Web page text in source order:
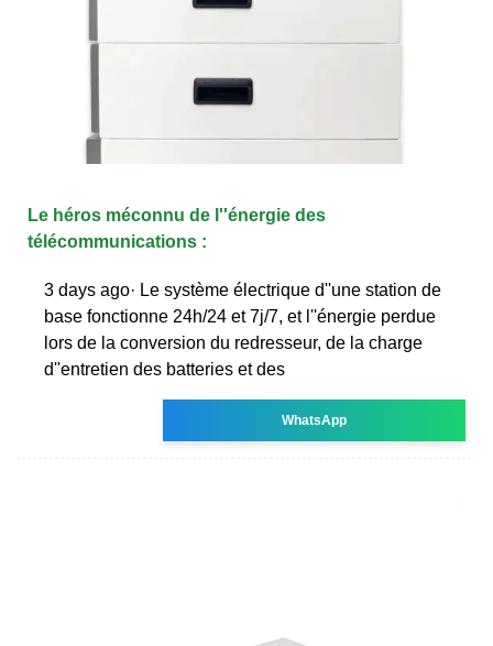
Le héros méconnu de l''énergie des
télécommunications :
3 days ago· Le système électrique d''une station de
base fonctionne 24h/24 et 7j/7, et l''énergie perdue
lors de la conversion du redresseur, de la charge
d''entretien des batteries et des
WhatsApp